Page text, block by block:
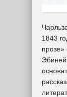
1843
прозе»